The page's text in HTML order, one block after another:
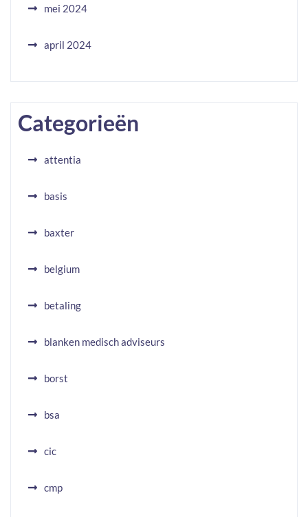
mei 2024
april 2024
Categorieën
attentia
basis
baxter
belgium
betaling
blanken medisch adviseurs
borst
bsa
cic
cmp